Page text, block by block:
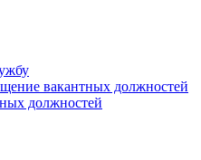
вакантных должностей
должностей